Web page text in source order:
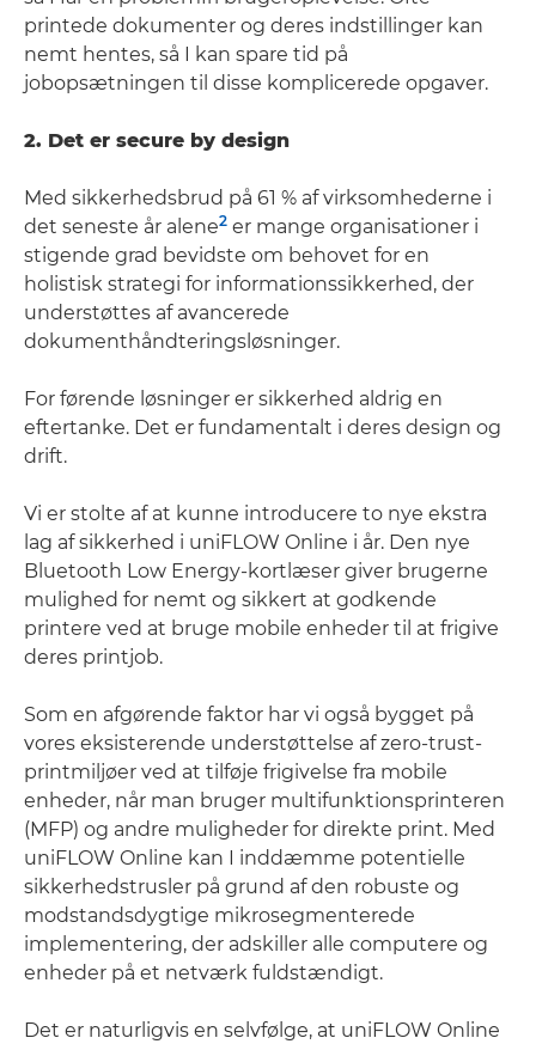
printede dokumenter og deres indstillinger kan
nemt hentes, så I kan spare tid på
jobopsætningen til disse komplicerede opgaver.
2. Det er secure by design
Med sikkerhedsbrud på 61 % af virksomhederne i
det seneste år alene2 er mange organisationer i
stigende grad bevidste om behovet for en
holistisk strategi for informationssikkerhed, der
understøttes af avancerede
dokumenthåndteringsløsninger.
For førende løsninger er sikkerhed aldrig en
eftertanke. Det er fundamentalt i deres design og
drift.
Vi er stolte af at kunne introducere to nye ekstra
lag af sikkerhed i uniFLOW Online i år. Den nye
Bluetooth Low Energy-kortlæser giver brugerne
mulighed for nemt og sikkert at godkende
printere ved at bruge mobile enheder til at frigive
deres printjob.
Som en afgørende faktor har vi også bygget på
vores eksisterende understøttelse af zero-trust-
printmiljøer ved at tilføje frigivelse fra mobile
enheder, når man bruger multifunktionsprinteren
(MFP) og andre muligheder for direkte print. Med
uniFLOW Online kan I inddæmme potentielle
sikkerhedstrusler på grund af den robuste og
modstandsdygtige mikrosegmenterede
implementering, der adskiller alle computere og
enheder på et netværk fuldstændigt.
Det er naturligvis en selvfølge, at uniFLOW Online